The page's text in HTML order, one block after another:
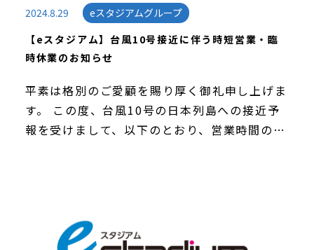
2024.8.29
eスタジアムグループ
【eスタジアム】台風10号接近に伴う時短営業・臨
時休業のお知らせ
平素は格別のご愛顧を賜り厚く御礼申し上げま
す。 この度、台風10号の日本列島への接近予
報を受けまして、以下のとおり、営業時間の短